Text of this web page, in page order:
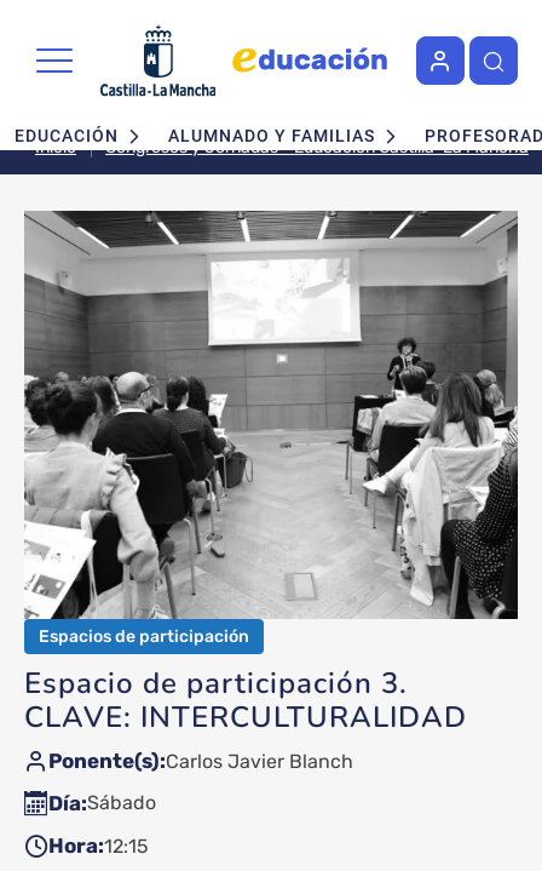
Navegación principal
EDUCACIÓN ALUMNADO Y FAMILIAS
Inicio Congresos y Jornadas - Educación Castilla-La Mancha
Espacios de participación
Espacio de participación 3.
CLAVE: INTERCULTURALIDAD
Ponente(s) Carlos Javier Blanch
Día Sábado
Hora 12:15